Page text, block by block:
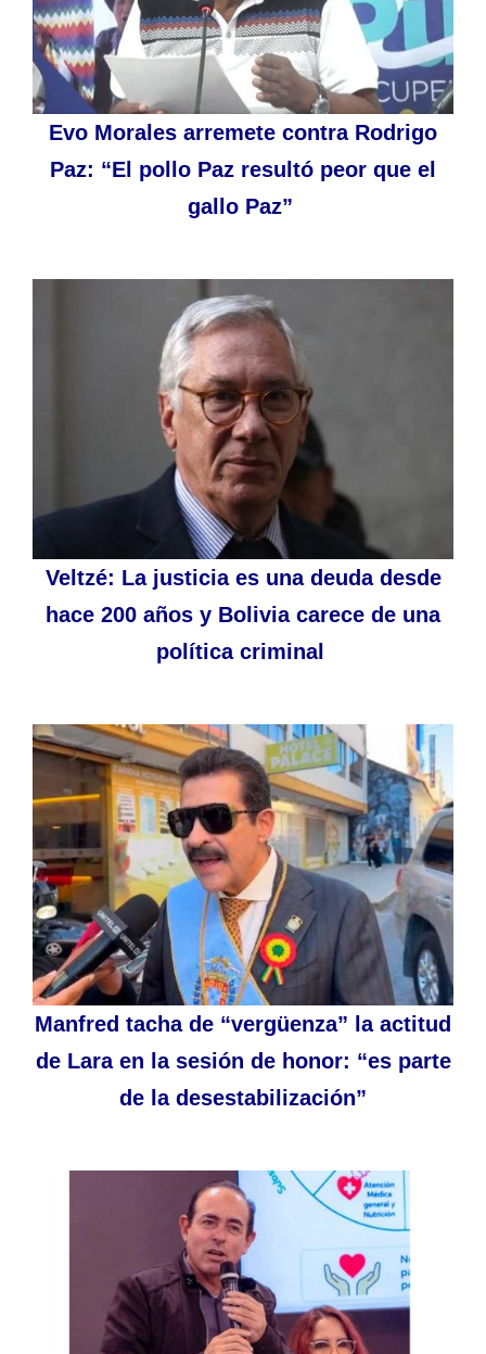
Evo Morales arremete contra Rodrigo
Paz: “El pollo Paz resultó peor que el
gallo Paz”
Veltzé: La justicia es una deuda desde
hace 200 años y Bolivia carece de una
política criminal
Manfred tacha de “vergüenza” la actitud
de Lara en la sesión de honor: “es parte
de la desestabilización”